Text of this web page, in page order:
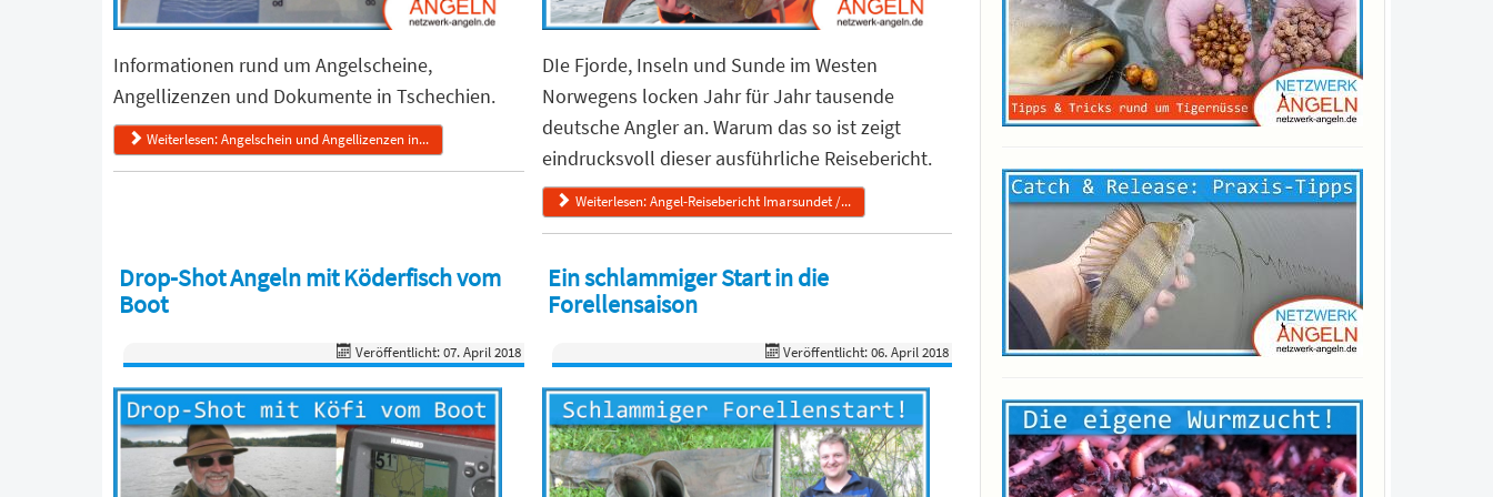
Informationen rund um Angelscheine,
Angellizenzen und Dokumente in Tschechien.
Weiterlesen: Angelschein und Angellizenzen in...
DIe Fjorde, Inseln und Sunde im Westen
Norwegens locken Jahr für Jahr tausende
deutsche Angler an. Warum das so ist zeigt
eindrucksvoll dieser ausführliche Reisebericht.
Weiterlesen: Angel-Reisebericht Imarsundet /...
Drop-Shot Angeln mit Köderfisch vom
Boot
Veröffentlicht: 07. April 2018
Ein schlammiger Start in die
Forellensaison
Veröffentlicht: 06. April 2018